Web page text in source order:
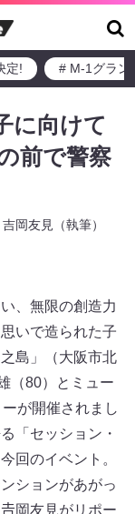
定! # M-1グラン
に向けて
前で警察
吉岡友見（執筆）
、無限の創造力
いで造られた子
島」（大阪市北
（80）とミュー
が開催されまし
「セッション・
回のイベント。
ションがあがっ
岡友見がリポー